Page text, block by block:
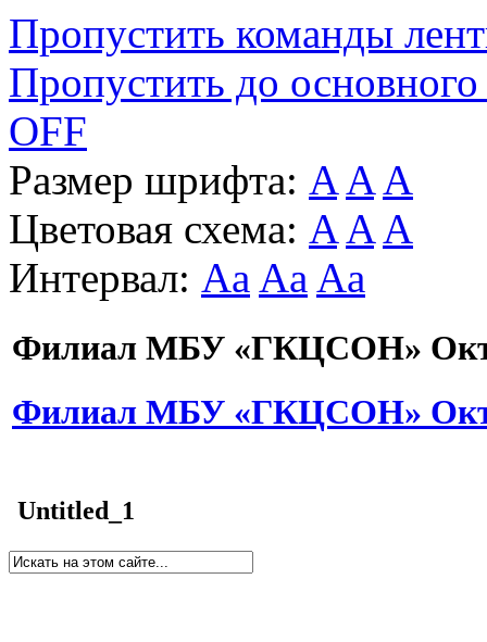
Пропустить команды
Пропустить до основного
OFF
Размер шрифта: A A A
Цветовая схема: A A A
Интервал: Aa Aa Aa
Филиал МБУ «ГКЦСОН»
Филиал МБУ «ГКЦСОН»
Untitled_1